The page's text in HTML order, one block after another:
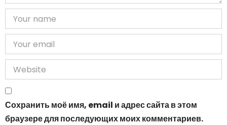
Сохранить моё имя, email и адрес сайта в этом
браузере для последующих моих комментариев.